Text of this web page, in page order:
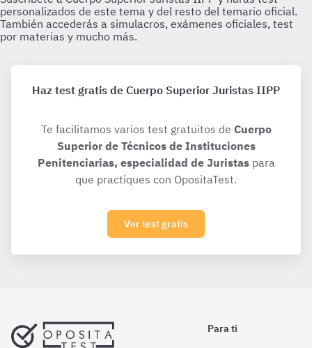
Haz test gratis de Cuerpo Superior Juristas IIPP
Te facilitamos varios test gratuitos de Cuerpo
Superior de Técnicos de Instituciones
Penitenciarias, especialidad de Juristaspara
que practiques con OpositaTest.
Ver test gratis
Para ti